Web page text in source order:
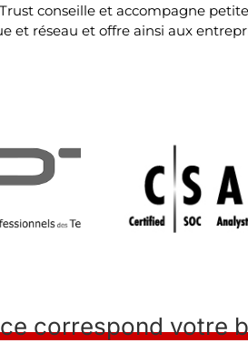
conseille et accompagne
et réseau et offre ainsi aux
correspond votre